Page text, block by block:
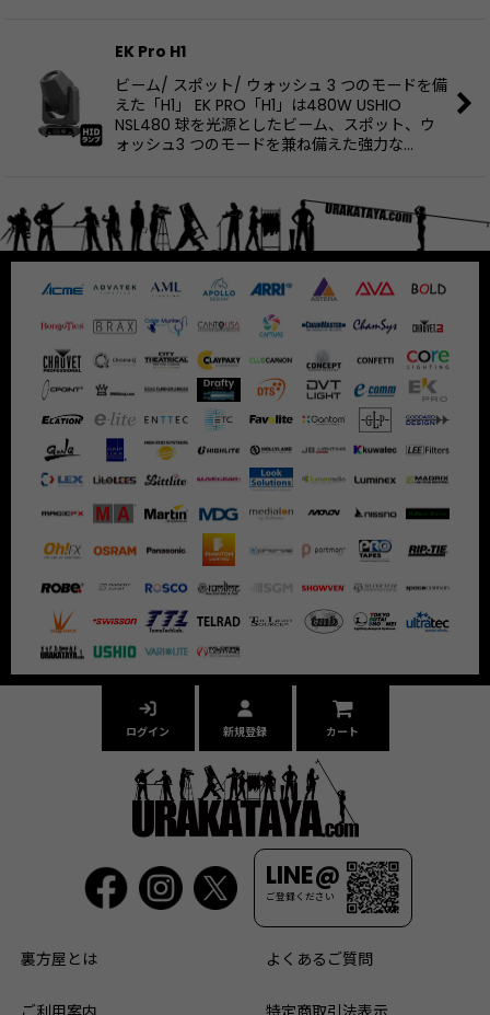
EK Pro H1
ビーム/ スポット/ ウォッシュ 3 つのモードを備
えた「H1」 EK PRO「H1」は480W USHIO
NSL480 球を光源としたビーム、スポット、ウ
ォッシュ3 つのモードを兼ね備えた強力な…
LINE@
ご登録ください
ログイン 新規登録 カート
裏方屋とは よくあるご質問